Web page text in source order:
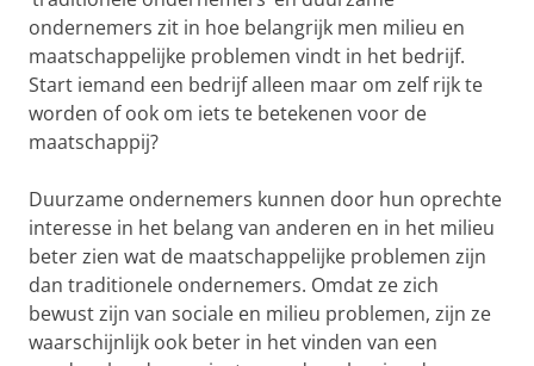
ondernemers zit in hoe belangrijk men milieu en
maatschappelijke problemen vindt in het bedrijf.
Start iemand een bedrijf alleen maar om zelf rijk te
worden of ook om iets te betekenen voor de
maatschappij?
Duurzame ondernemers kunnen door hun oprechte
interesse in het belang van anderen en in het milieu
beter zien wat de maatschappelijke problemen zijn
dan traditionele ondernemers. Omdat ze zich
bewust zijn van sociale en milieu problemen, zijn ze
waarschijnlijk ook beter in het vinden van een